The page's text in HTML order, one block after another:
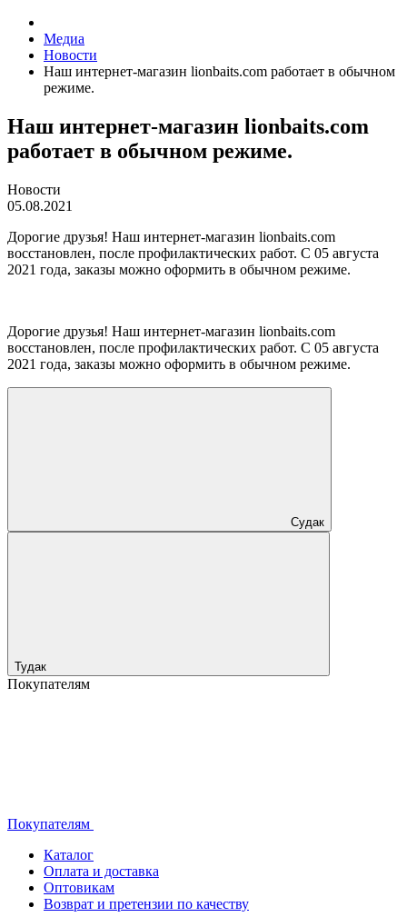
Медиа
Новости
Наш интернет-магазин lionbaits.com работает в обычном
режиме.
Наш интернет-магазин lionbaits.com
работает в обычном режиме.
Новости
05.08.2021
Дорогие друзья! Наш интернет-магазин lionbaits.com
восстановлен, после профилактических работ. С 05 августа
2021 года, заказы можно оформить в обычном режиме.
Дорогие друзья! Наш интернет-магазин lionbaits.com
восстановлен, после профилактических работ. С 05 августа
2021 года, заказы можно оформить в обычном режиме.
Судак
Тудак
Покупателям
Покупателям
Каталог
Оплата и доставка
Оптовикам
Возврат и претензии по качеству